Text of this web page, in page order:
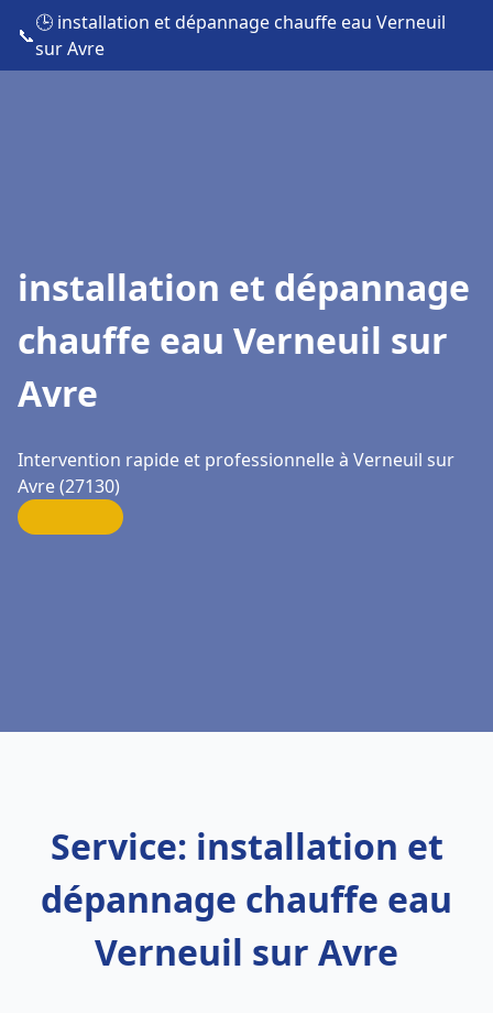
📞
🕒 installation et dépannage chauffe eau Verneuil
sur Avre
installation et dépannage
chauffe eau Verneuil sur
Avre
Intervention rapide et professionnelle à Verneuil sur
Avre (27130)
Service: installation et
dépannage chauffe eau
Verneuil sur Avre